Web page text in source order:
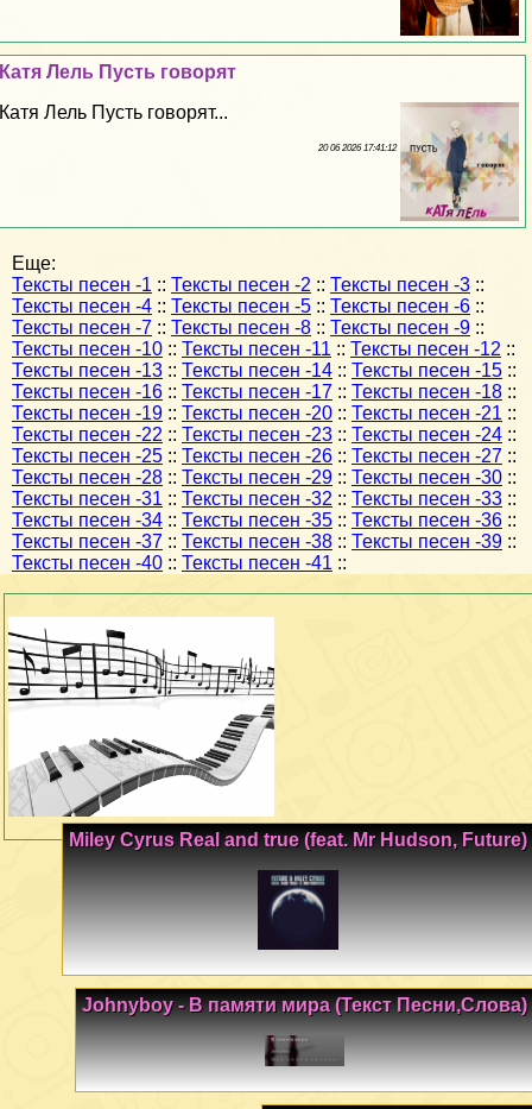
Катя Лель Пусть говорят
Катя Лель Пусть говорят...
20 06 2026 17:41:12
Еще:
Тексты песен -1 :: Тексты песен -2 :: Тексты песен -3 ::
Тексты песен -4 :: Тексты песен -5 :: Тексты песен -6 ::
Тексты песен -7 :: Тексты песен -8 :: Тексты песен -9 ::
Тексты песен -10 :: Тексты песен -11 :: Тексты песен -12 ::
Тексты песен -13 :: Тексты песен -14 :: Тексты песен -15 ::
Тексты песен -16 :: Тексты песен -17 :: Тексты песен -18 ::
Тексты песен -19 :: Тексты песен -20 :: Тексты песен -21 ::
Тексты песен -22 :: Тексты песен -23 :: Тексты песен -24 ::
Тексты песен -25 :: Тексты песен -26 :: Тексты песен -27 ::
Тексты песен -28 :: Тексты песен -29 :: Тексты песен -30 ::
Тексты песен -31 :: Тексты песен -32 :: Тексты песен -33 ::
Тексты песен -34 :: Тексты песен -35 :: Тексты песен -36 ::
Тексты песен -37 :: Тексты песен -38 :: Тексты песен -39 ::
Тексты песен -40 :: Тексты песен -41 ::
Miley Cyrus Real and true (feat. Mr Hudson, Future)
Johnyboy - В памяти мира (Текст Песни,Слова)